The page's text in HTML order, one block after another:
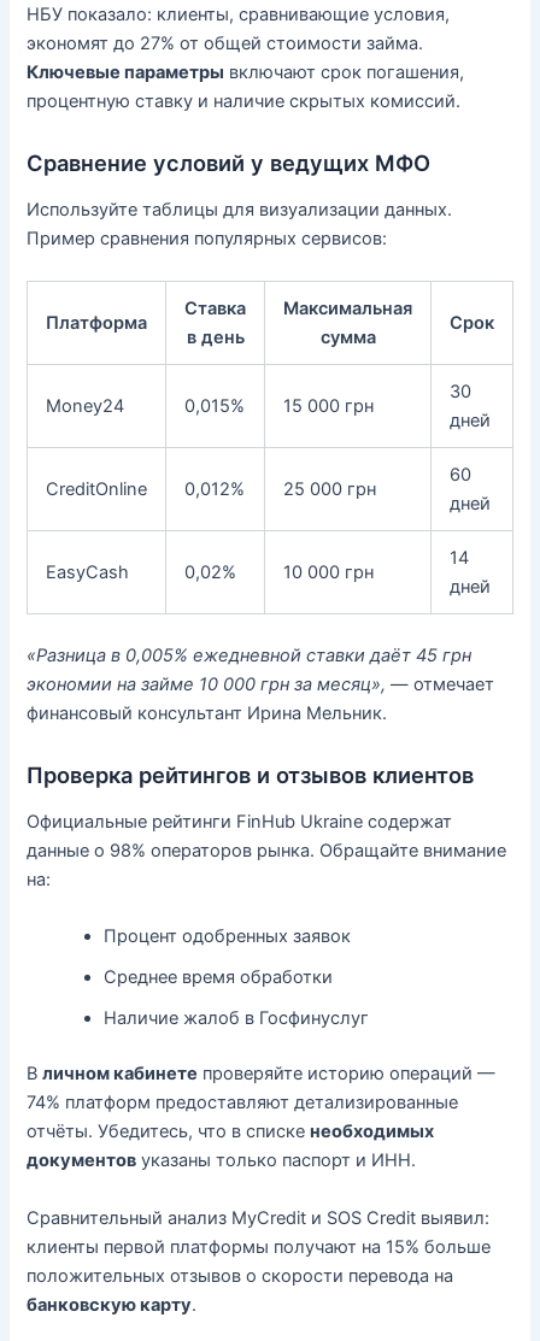
НБУ показало: клиенты, сравнивающие условия,
экономят до 27% от общей стоимости займа.
Ключевые параметры включают срок погашения,
процентную ставку и наличие скрытых комиссий.
Сравнение условий у ведущих МФО
Используйте таблицы для визуализации данных.
Пример сравнения популярных сервисов:
Платформа
Ставка
в день
Максимальная
сумма
Срок
Money24 0,015% 15 000 грн
30
дней
CreditOnline 0,012% 25 000 грн
60
дней
EasyCash 0,02% 10 000 грн
14
дней
«Разница в 0,005% ежедневной ставки даёт 45 грн
экономии на займе 10 000 грн за месяц», — отмечает
финансовый консультант Ирина Мельник.
Проверка рейтингов и отзывов клиентов
Официальные рейтинги FinHub Ukraine содержат
данные о 98% операторов рынка. Обращайте внимание
на:
Процент одобренных заявок
Среднее время обработки
Наличие жалоб в Госфинуслуг
Вличном кабинете проверяйте историю операций —
74% платформ предоставляют детализированные
отчёты. Убедитесь, что в спискенеобходимых
документов указаны только паспорт и ИНН.
Сравнительный анализ MyCredit и SOS Credit выявил:
клиенты первой платформы получают на 15% больше
положительных отзывов о скорости перевода на
банковскую карту.